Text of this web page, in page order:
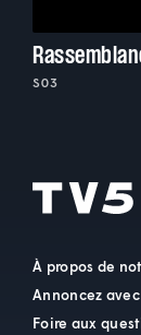
S03
À propos de
Annoncez
Foire aux